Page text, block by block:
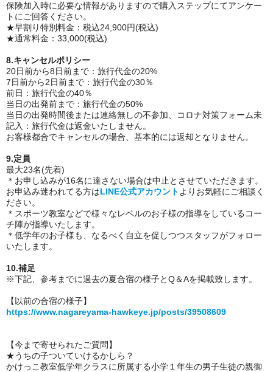
保険加入時に必要な情報がありますので購入ステップにてアンケー
トにご回答ください。
★早割り特別料金：税込24,900円(税込)
★通常料金：33,000(税込)
8.キャンセルポリシー
20日前から8日前まで：旅行代金の20%
7日前から2日前まで：旅行代金の30％
前日：旅行代金の40％
当日の出発前まで：旅行代金の50%
当日の出発時間後または連絡無しの不参加、コロナ対策フォーム未
記入：旅行代金は返金いたしません。
お客様都合でキャンセルの場合、基本的には返却となりません。
9.定員
最大23名(先着)
＊お申し込みが16名に達さない場合は中止とさせていただきます。
お申込み迷われてる方はLINE公式アカウント よりお気軽にご相談く
ださい。
＊スポーツ教室などで様々なレベルのお子様の指導をしているコー
チ陣が指導いたします。
＊低学年のお子様も、なるべく自立を促しつつスタッフがフォロー
いたします。
10.補足
※下記、参考までに過去の夏合宿の様子とQ＆Aを掲載致します。
【以前の合宿の様子】
https://www.nagareyama-hawkeye.jp/posts/39508609
【今まで寄せられたご質問】
★うちの子ついていけるかしら？
かけっこ教室低学年クラスに所属する小学１年生の男子生徒の親御